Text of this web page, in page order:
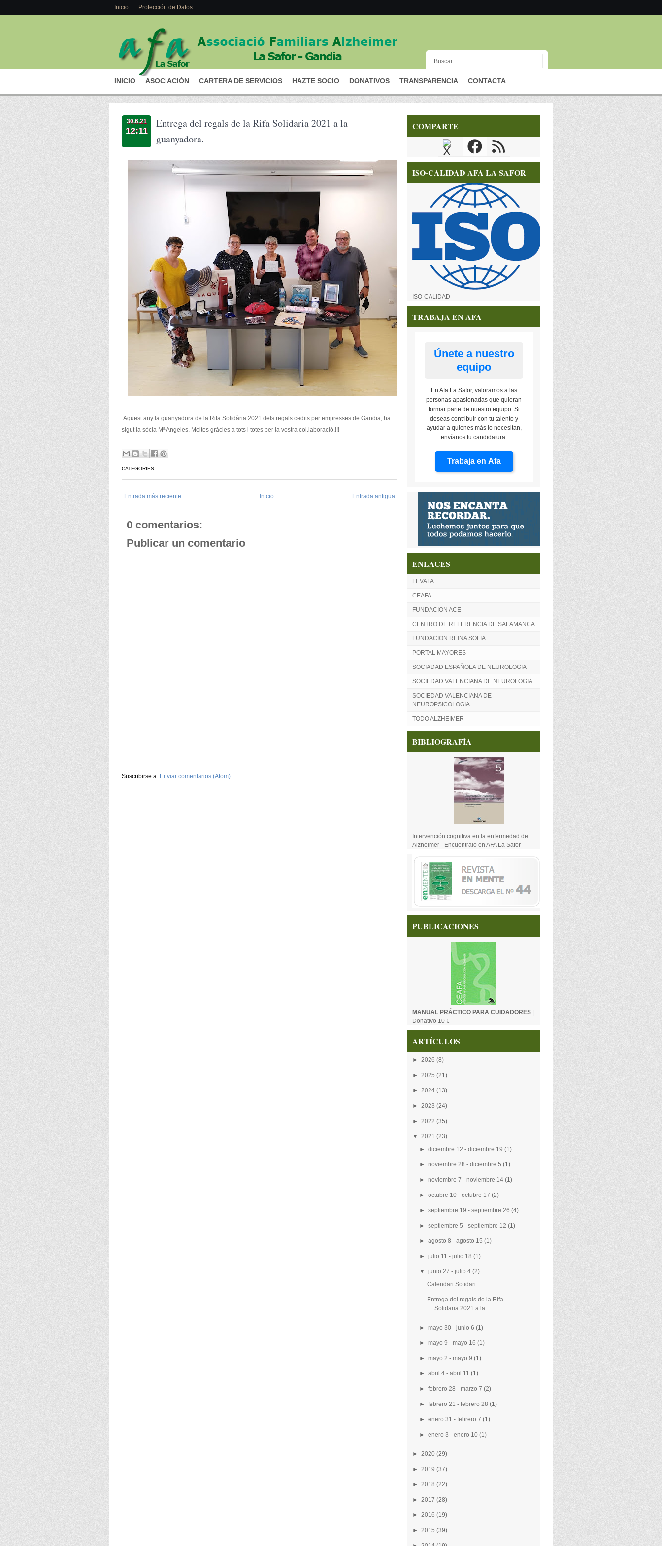
Inicio Protección de Datos
INICIO ASOCIACIÓN CARTERA DE SERVICIOS HAZTE SOCIO DONATIVOS TRANSPARENCIA CONTACTA
30.6.21
12:11
Entrega del regals de la Rifa Solidaria 2021 a la
guanyadora.
Aquest any la guanyadora de la Rifa Solidària 2021 dels regals cedits per empresses de Gandia, ha
sigut la sòcia Mª Angeles. Moltes gràcies a tots i totes per la vostra col.laboració.!!!
CATEGORIES:
Entrada más reciente Entrada antigua
Inicio
0 comentarios:
Publicar un comentario
Suscribirse a: Enviar comentarios (Atom)
COMPARTE
ISO-CALIDAD AFA LA SAFOR
ISO-CALIDAD
TRABAJA EN AFA
Únete a nuestro
equipo
En Afa La Safor, valoramos a las
personas apasionadas que quieran
formar parte de nuestro equipo. Si
deseas contribuir con tu talento y
ayudar a quienes más lo necesitan,
envíanos tu candidatura.
Trabaja en Afa
ENLACES
FEVAFA
CEAFA
FUNDACION ACE
CENTRO DE REFERENCIA DE SALAMANCA
FUNDACION REINA SOFIA
PORTAL MAYORES
SOCIADAD ESPAÑOLA DE NEUROLOGIA
SOCIEDAD VALENCIANA DE NEUROLOGIA
SOCIEDAD VALENCIANA DE
NEUROPSICOLOGIA
TODO ALZHEIMER
BIBLIOGRAFÍA
Intervención cognitiva en la enfermedad de
Alzheimer - Encuentralo en AFA La Safor
PUBLICACIONES
MANUAL PRÁCTICO PARA CUIDADORES
Donativo 10 €
ARTÍCULOS
► 2026 (8)
► 2025 (21)
► 2024 (13)
► 2023 (24)
► 2022 (35)
▼ 2021 (23)
►diciembre 12 - diciembre 19(1)
►noviembre 28 - diciembre 5(1)
►noviembre 7 - noviembre 14(1)
►octubre 10 - octubre 17(2)
►septiembre 19 - septiembre 26(4)
►septiembre 5 - septiembre 12(1)
►agosto 8 - agosto 15(1)
►julio 11 - julio 18(1)
▼junio 27 - julio 4(2)
Calendari Solidari
Entrega del regals de la Rifa
Solidaria 2021 a la ...
►mayo 30 - junio 6(1)
►mayo 9 - mayo 16(1)
►mayo 2 - mayo 9(1)
►abril 4 - abril 11(1)
►febrero 28 - marzo 7(2)
►febrero 21 - febrero 28(1)
►enero 31 - febrero 7(1)
►enero 3 - enero 10(1)
► 2020 (29)
► 2019 (37)
► 2018 (22)
► 2017 (28)
► 2016 (19)
► 2015 (39)